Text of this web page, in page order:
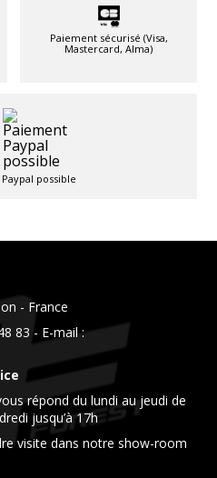
Paiement sécurisé (Visa,
Mastercard, Alma)
possible
- France
83 - E-mail :
répond du lundi au jeudi de
jusqu’à 17h
visite dans notre show-room